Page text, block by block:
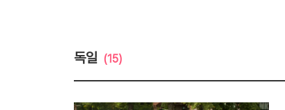
독일 (15)